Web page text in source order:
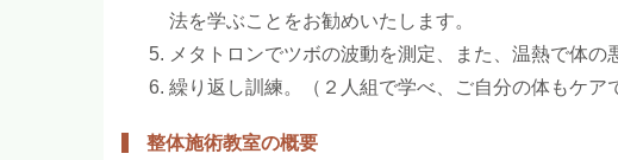
法を学ぶことをお勧めいたします。
メタトロンでツボの波動を測定、また、温熱で体の
繰り返し訓練。（２人組で学べ、ご自分の体もケア
整体施術教室の概要